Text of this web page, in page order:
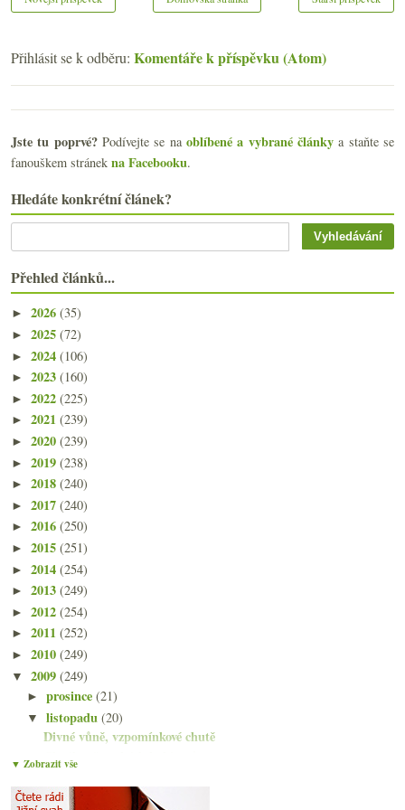
Přihlásit se k odběru: Komentáře k příspěvku (Atom)
Jste tu poprvé?Podívejte se naoblíbené a vybrané články a staňte se
fanouškem stránek na Facebooku.
Hledáte konkrétní článek?
Přehled článků...
► 2026 (35)
► 2025 (72)
► 2024 (106)
► 2023 (160)
► 2022 (225)
► 2021 (239)
► 2020 (239)
► 2019 (238)
► 2018 (240)
► 2017 (240)
► 2016 (250)
► 2015 (251)
► 2014 (254)
► 2013 (249)
► 2012 (254)
► 2011 (252)
► 2010 (249)
▼ 2009 (249)
►prosince(21)
▼listopadu(20)
Divné vůně, vzpomínkové chutě
Chvála německých kabinetů
Výzva na souboj
▼ Zobrazit vše